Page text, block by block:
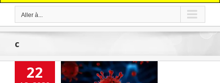
Aller à...
c
22
de